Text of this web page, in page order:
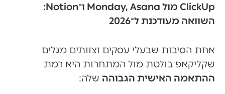
ClickUp מול Monday, Asana ו־Notion:
השוואה מעודכנת ל־2026
אחת הסיבות שבעלי עסקים וצוותים מגלים
שקליקאפ בולטת מול המתחרות היא רמת
ההתאמה האישית הגבוהה שלה: